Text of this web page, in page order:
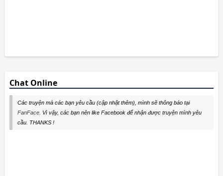
Chat Online
Các truyện mà các bạn yêu cầu (cập nhật thêm), mình sẽ thông báo tại
FanFace. Vì vậy, các bạn nên like Facebook để nhận được truyện mình yêu
cầu. THANKS !